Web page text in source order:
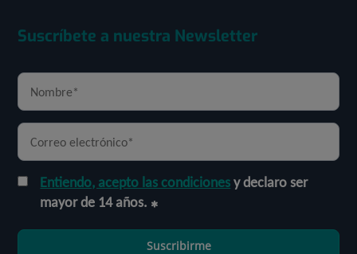
Suscríbete a nuestra Newsletter
Entiendo, acepto las condicionesy declaro ser
mayor de 14 años.
Suscribirme